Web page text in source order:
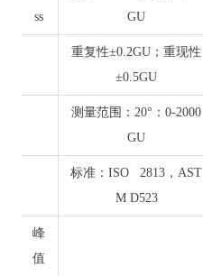
ss
GU
重复性±0.2GU；重现性
±0.5GU
测量范围：20°：0-2000
GU
标准：ISO 2813，AST
M D523
峰
值